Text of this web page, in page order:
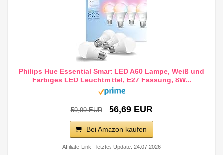
Philips Hue Essential Smart LED A60 Lampe, Weiß und
Farbiges LED Leuchtmittel, E27 Fassung, 8W...
59,99 EUR 56,69 EUR
Bei Amazon kaufen
Affiliate-Link - letztes Update: 24.07.2026